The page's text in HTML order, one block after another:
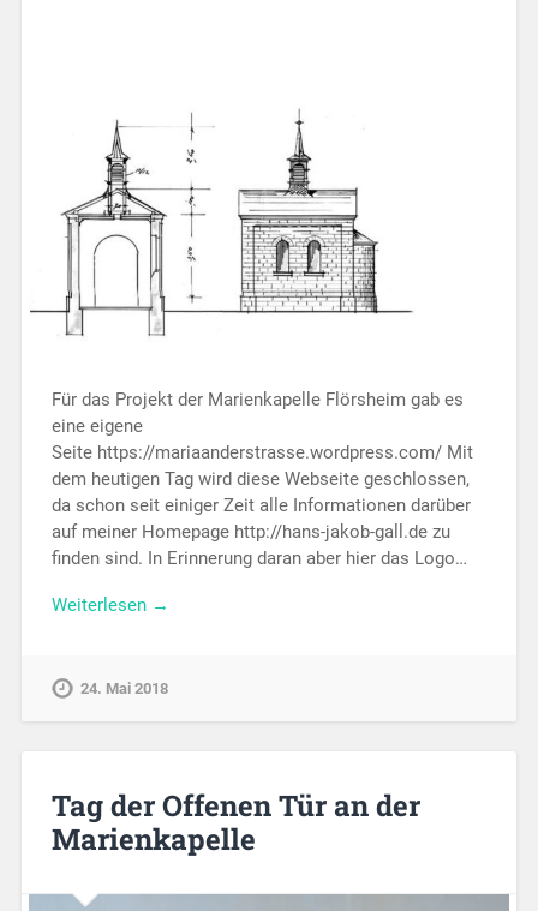
Für das Projekt der Marienkapelle Flörsheim gab es
eine eigene
Seite https://mariaanderstrasse.wordpress.com/ Mit
dem heutigen Tag wird diese Webseite geschlossen,
da schon seit einiger Zeit alle Informationen darüber
auf meiner Homepage http://hans-jakob-gall.de zu
finden sind. In Erinnerung daran aber hier das Logo…
Weiterlesen →
24. Mai 2018
Tag der Offenen Tür an der
Marienkapelle